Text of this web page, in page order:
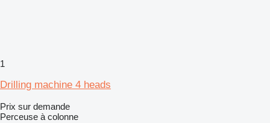
1
Drilling machine 4 heads
Prix sur demande
Perceuse à colonne